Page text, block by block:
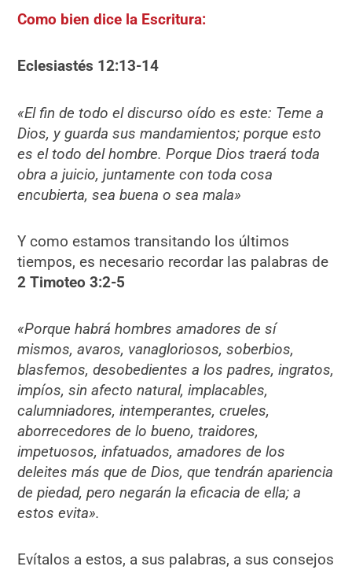
Como bien dice la Escritura:
Eclesiastés 12:13-14
«El fin de todo el discurso oído es este: Teme a
Dios, y guarda sus mandamientos; porque esto
es el todo del hombre. Porque Dios traerá toda
obra a juicio, juntamente con toda cosa
encubierta, sea buena o sea mala»
Y como estamos transitando los últimos
tiempos, es necesario recordar las palabras de
2 Timoteo 3:2-5
«Porque habrá hombres amadores de sí
mismos, avaros, vanagloriosos, soberbios,
blasfemos, desobedientes a los padres, ingratos,
impíos, sin afecto natural, implacables,
calumniadores, intemperantes, crueles,
aborrecedores de lo bueno, traidores,
impetuosos, infatuados, amadores de los
deleites más que de Dios, que tendrán apariencia
de piedad, pero negarán la eficacia de ella; a
estos evita».
Evítalos a estos, a sus palabras, a sus consejos